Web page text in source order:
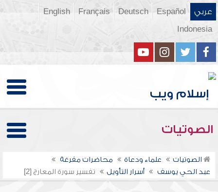
عربي Español
Deutsch
Français
English
Indonesia
الصوتيات
الصوتيات علماء ودعاة
محاضرات مفرغة
عبد الحي يوسف
أسرار التأويل تفسير سورة المعارج [2]